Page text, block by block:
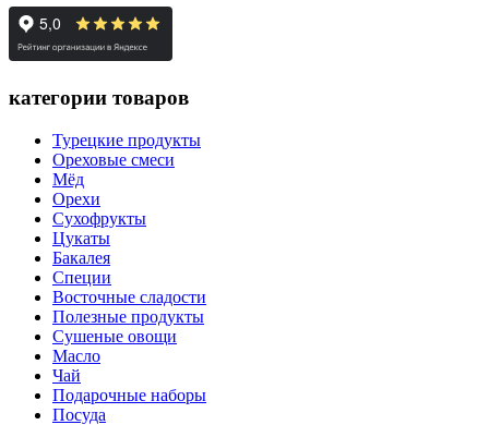
категории товаров
Турецкие продукты
Ореховые смеси
Мёд
Орехи
Сухофрукты
Цукаты
Бакалея
Специи
Восточные сладости
Полезные продукты
Сушеные овощи
Масло
Чай
Подарочные наборы
Посуда